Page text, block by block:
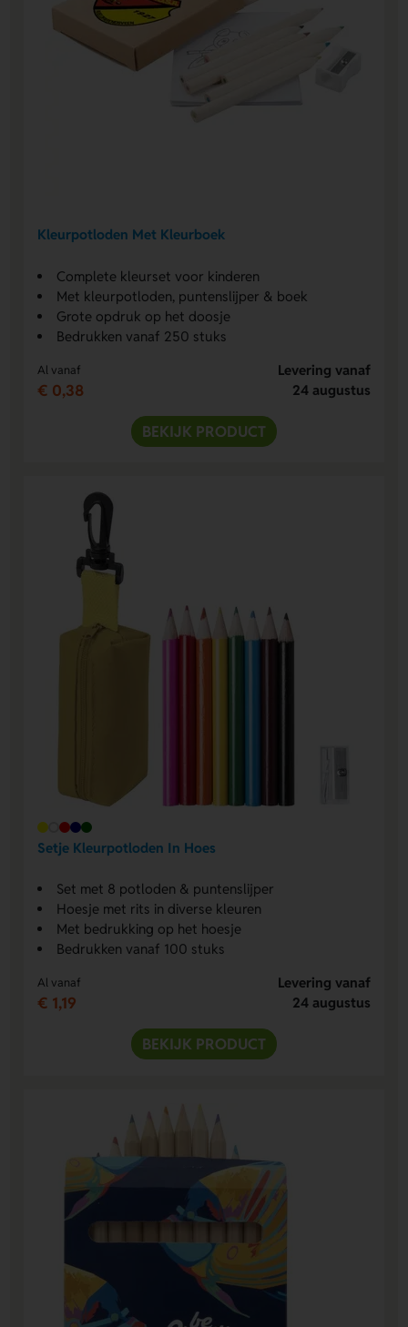
Kleurpotloden Met Kleurboek
Complete kleurset voor kinderen
Met kleurpotloden, puntenslijper & boek
Grote opdruk op het doosje
Bedrukken vanaf 250 stuks
Al vanaf
€ 0,38
Levering vanaf
24 augustus
BEKIJK PRODUCT
Setje Kleurpotloden In Hoes
Set met 8 potloden & puntenslijper
Hoesje met rits in diverse kleuren
Met bedrukking op het hoesje
Bedrukken vanaf 100 stuks
Al vanaf
€ 1,19
Levering vanaf
24 augustus
BEKIJK PRODUCT